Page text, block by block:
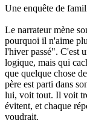
Une enquête de
Le narrateur mène
pourquoi il n'aime
l'hiver passé". C'est
logique, mais qui
que quelque chose
père est parti dans
lui, voit tout. Il voit
évitent, et chaque
voudrait.